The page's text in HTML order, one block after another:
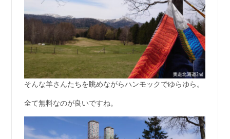
そんな羊さんたちを眺めながらハンモックでゆらゆら。
全て無料なのが良いですね。